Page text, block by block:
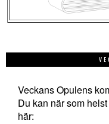
Veckans Opulens
Du kan när som
här: